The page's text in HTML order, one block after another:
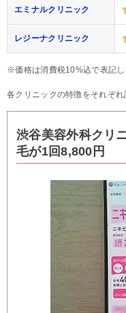
エミナルクリニック
レジーナクリニック
※価格は消費税10%込で表記し
各クリニックの特徴をそれぞれ
渋谷美容外科クリ
毛が1回8,800円